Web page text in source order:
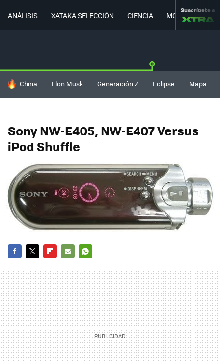
ANÁLISIS XATAKA SELECCIÓN CIENCIA MOVILIDAD
Suscríbete a
HOY SE HABLA DE
China Elon Musk Generación Z Eclipse Mapa
Sony NW-E405, NW-E407 Versus
iPod Shuffle
MAIL